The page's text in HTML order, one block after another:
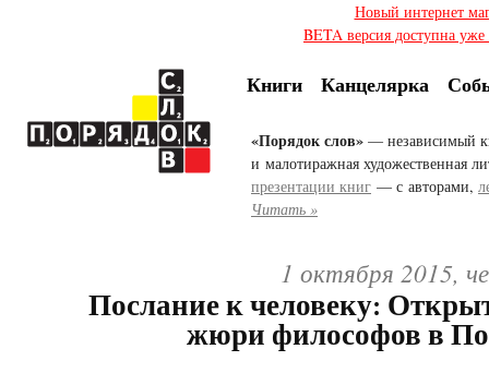
Новый интернет
BETA версия доступна
Книги Канцелярка
«Порядок слов» — независимый
и малотиражная художественная
презентации книг — с авторами,
Читать »
1 октября 2015,
Послание к человеку:
жюри философов в